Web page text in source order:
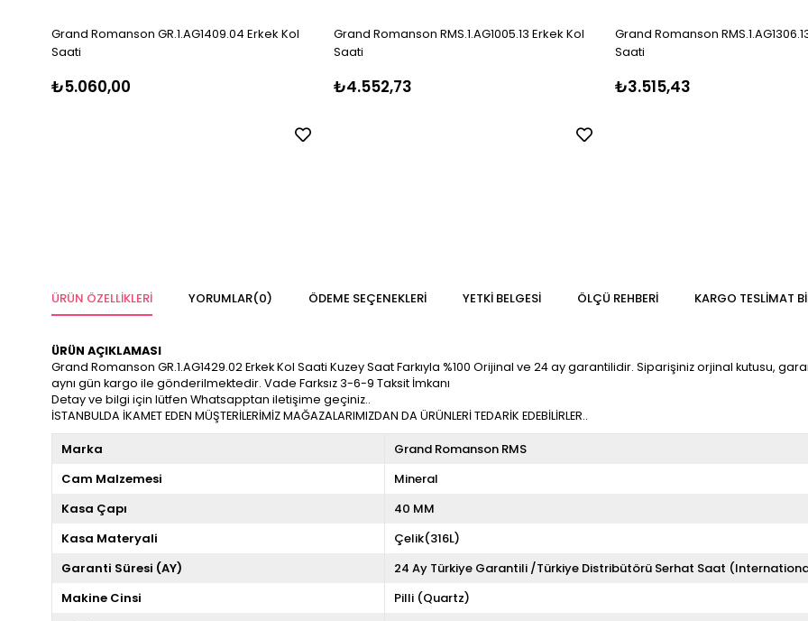
Grand Romanson GR.1.AG1409.04 Erkek Kol
Saati
₺5.060,00
Grand Romanson RMS.1.AG1005.13 Erkek Kol
Saati
₺4.552,73
Grand Romanson
Saati
₺3.515,43
ÜRÜN ÖZELLIKLERI YORUMLAR(0) ÖDEME SEÇENEKLERI YETKİ BELGESİ ÖLÇÜ REHBERI KARGO TESLIMAT
ÜRÜN AÇIKLAMASI
Grand Romanson GR.1.AG1429.02 Erkek Kol Saati Kuzey Saat Farkıyla %100 Orijinal ve 24 ay garantilidir. Siparişiniz orjinal kutusu,
aynı gün kargo ile gönderilmektedir. Vade Farksız 3-6-9 Taksit İmkanı
Detay ve bilgi için lütfen Whatsapptan iletişime geçiniz..
İSTANBULDA İKAMET EDEN MÜŞTERİLERİMİZ MAĞAZALARIMIZDAN DA ÜRÜNLERİ TEDARİK EDEBİLİRLER..
Marka
Grand Romanson RMS
Cam Malzemesi
Mineral
Kasa Çapı
40 MM
Kasa Materyali
Çelik(316L)
Garanti Süresi (AY)
24 Ay Türkiye Garantili /Türkiye Distribütörü Serhat Saat
Makine Cinsi
Pilli (Quartz)